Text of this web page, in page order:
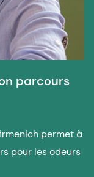
parcours
permet à
pour les odeurs